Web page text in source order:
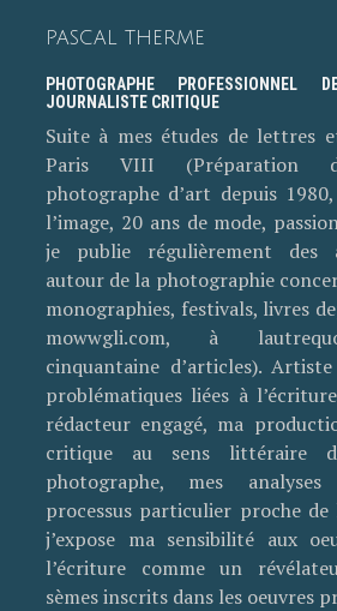
PASCAL THERME
PHOTOGRAPHE PROFESSIONNEL
JOURNALISTE CRITIQUE
Suite à mes études de lettres
Paris VIII (Préparation
photographe d’art depuis
l’image, 20 ans de mode,
je publie régulièrement des
autour de la photographie
monographies, festivals, livres
mowwgli.com, à
cinquantaine d’articles).
problématiques liées à
rédacteur engagé, ma
critique au sens littéraire
photographe, mes
processus particulier proche
j’expose ma sensibilité aux
l’écriture comme un
sèmes inscrits dans les oeuvres